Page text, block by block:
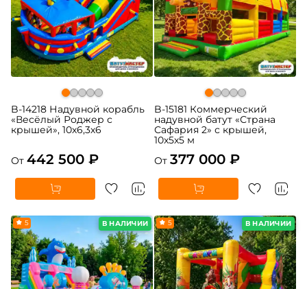
B-14218 Надувной корабль
«Весёлый Роджер с
крышей», 10х6,3х6
От 442 500 ₽
B-15181 Коммерческий
надувной батут «Страна
Сафария 2» с крышей,
10x5x5 м
От 377 000 ₽
В НАЛИЧИИ
5 В НАЛИЧИИ
5